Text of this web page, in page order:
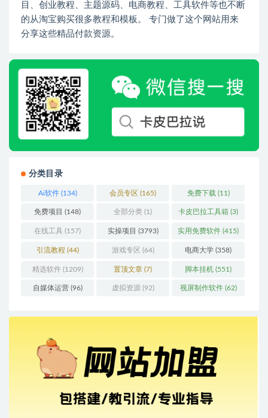
目、创业教程、主题源码、电商教程、工具软件等也不断
的从淘宝购买很多教程和模板。 专门做了这个网站用来
分享这些精品付款资源。
分类目录
Ai软件(134) 会员专区 (165) 免费下载 (11)
免费项目 (148) 全部分类 (1) 卡皮巴拉工具箱 (3)
在线工具 (157) 实操项目 (3793) 实用免费软件 (415)
引流教程 (44) 游戏专区 (64) 电商大学 (358)
精选软件(1209) 置顶文章 (7) 脚本挂机 (551)
自媒体运营(96) 虚拟资源(92) 视屏制作软件(62)